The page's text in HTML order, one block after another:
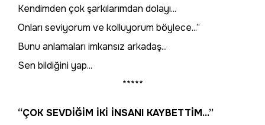
Kendimden çok şarkılarımdan dolayı...
Onları seviyorum ve kolluyorum böylece...”
Bunu anlamaları imkansız arkadaş...
Sen bildiğini yap...
*****
“ÇOK SEVDİĞİM İKİ İNSANI KAYBETTİM...”